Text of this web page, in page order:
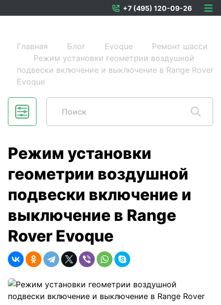
+7 (495) 120-09-26
Главная Блог Evoque
Ремонт шасси
Режим установки геометрии воздушной
подвески включение и выключение в Range Rover
Evoque